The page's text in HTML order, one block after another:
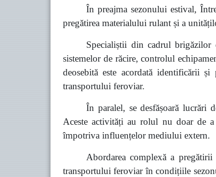
În preajma sezonului estival,
pregătirea materialului rulant și a
Specialiștii din cadrul brigăzilor
sistemelor de răcire, controlul
deosebită este acordată identificării
transportului feroviar.
În paralel, se desfășoară lucrări
Aceste activități au rolul nu doar de a
împotriva influențelor mediului extern.
Abordareacomplexă a pregătirii
transportului feroviar în condițiile